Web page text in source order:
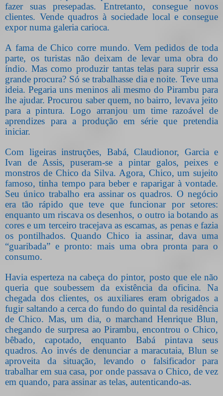
fazer suas presepadas. Entretanto, consegue novos
clientes. Vende quadros à sociedade local e consegue
expor numa galeria carioca.
A fama de Chico corre mundo. Vem pedidos de toda
parte, os turistas não deixam de levar uma obra do
índio. Mas como produzir tantas telas para suprir essa
grande procura? Só se trabalhasse dia e noite. Teve uma
ideia. Pegaria uns meninos ali mesmo do Pirambu para
lhe ajudar. Procurou saber quem, no bairro, levava jeito
para a pintura. Logo arranjou um time razoável de
aprendizes para a produção em série que pretendia
iniciar.
Com ligeiras instruções, Babá, Claudionor, Garcia e
Ivan de Assis, puseram-se a pintar galos, peixes e
monstros de Chico da Silva. Agora, Chico, um sujeito
famoso, tinha tempo para beber e raparigar à vontade.
Seu único trabalho era assinar os quadros. O negócio
era tão rápido que teve que funcionar por setores:
enquanto um riscava os desenhos, o outro ia botando as
cores e um terceiro tracejava as escamas, as penas e fazia
os pontilhados. Quando Chico ia assinar, dava uma
“guaribada” e pronto: mais uma obra pronta para o
consumo.
Havia esperteza na cabeça do pintor, posto que ele não
queria que soubessem da existência da oficina. Na
chegada dos clientes, os auxiliares eram obrigados a
fugir saltando a cerca do fundo do quintal da residência
de Chico. Mas, um dia, o marchand Henrique Blun,
chegando de surpresa ao Pirambu, encontrou o Chico,
bêbado, capotado, enquanto Babá pintava seus
quadros. Ao invés de denunciar a maracutaia, Blun se
aproveita da situação, levando o falsificador para
trabalhar em sua casa, por onde passava o Chico, de vez
em quando, para assinar as telas, autenticando-as.